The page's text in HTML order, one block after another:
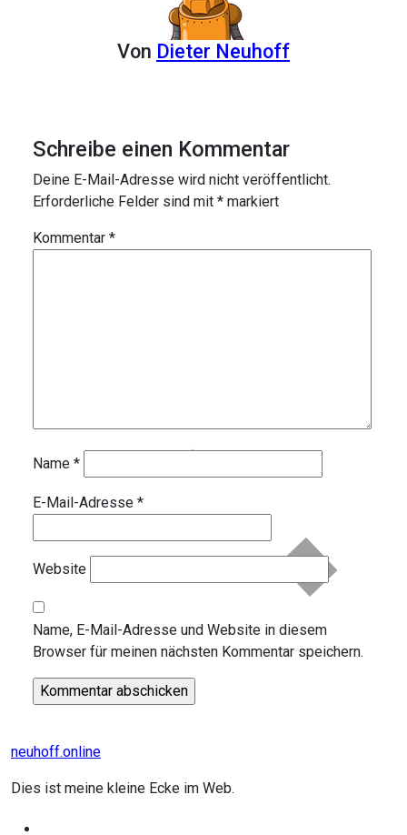
Von Dieter Neuhoff
Schreibe einen Kommentar
Deine E-Mail-Adresse wird nicht veröffentlicht.
Erforderliche Felder sind mit * markiert
Kommentar *
Name *
E-Mail-Adresse *
Website
Name, E-Mail-Adresse und Website in diesem
Browser für meinen nächsten Kommentar speichern.
neuhoff.online
Dies ist meine kleine Ecke im Web.